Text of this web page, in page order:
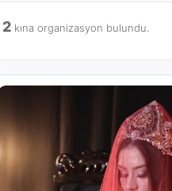
2 kına organizasyon bulundu.